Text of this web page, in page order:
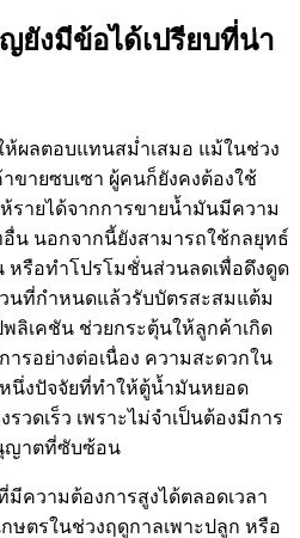
ยังมีข้อได้เปรียบที่น่า
ผลตอบแทนสม่ำเสมอ แม้ในช่วง
ขายซบเซา ผู้คนก็ยังคงต้องใช้
รายได้จากการขายน้ำมันมีความ
น นอกจากนี้ยังสามารถใช้กลยุทธ์
หรือทำโปรโมชั่นส่วนลดเพื่อดึงดูด
นที่กำหนดแล้วรับบัตรสะสมแต้ม
ลิเคชัน ช่วยกระตุ้นให้ลูกค้าเกิด
รอย่างต่อเนื่อง ความสะดวกใน
นึ่งปัจจัยที่ทำให้ตู้น้ำมันหยอด
วดเร็ว เพราะไม่จำเป็นต้องมีการ
ญาตที่ซับซ้อน
มีความต้องการสูงได้ตลอดเวลา
ษตรในช่วงฤดูกาลเพาะปลูก หรือ